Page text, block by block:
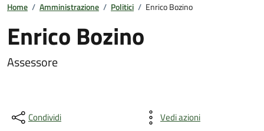
Home / Amministrazione / Politici / Enrico Bozino
Enrico Bozino
Assessore
Condividi Vedi azioni